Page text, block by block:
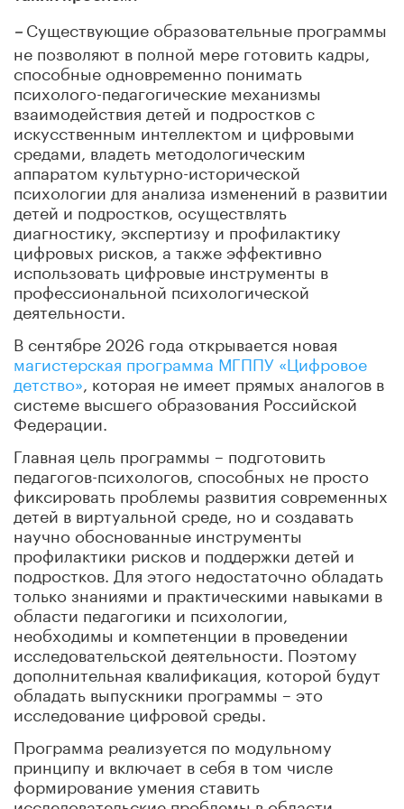
– Существующие образовательные программы
не позволяют в полной мере готовить кадры,
способные одновременно понимать
психолого-педагогические механизмы
взаимодействия детей и подростков с
искусственным интеллектом и цифровыми
средами, владеть методологическим
аппаратом культурно-исторической
психологии для анализа изменений в развитии
детей и подростков, осуществлять
диагностику, экспертизу и профилактику
цифровых рисков, а также эффективно
использовать цифровые инструменты в
профессиональной психологической
деятельности.
В сентябре 2026 года открывается новая
магистерская программа МГППУ «Цифровое
детство» , которая не имеет прямых аналогов в
системе высшего образования Российской
Федерации.
Главная цель программы – подготовить
педагогов-психологов, способных не просто
фиксировать проблемы развития современных
детей в виртуальной среде, но и создавать
научно обоснованные инструменты
профилактики рисков и поддержки детей и
подростков. Для этого недостаточно обладать
только знаниями и практическими навыками в
области педагогики и психологии,
необходимы и компетенции в проведении
исследовательской деятельности. Поэтому
дополнительная квалификация, которой будут
обладать выпускники программы – это
исследование цифровой среды.
Программа реализуется по модульному
принципу и включает в себя в том числе
формирование умения ставить